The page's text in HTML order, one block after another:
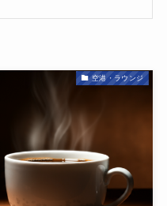
空港・ラウンジ